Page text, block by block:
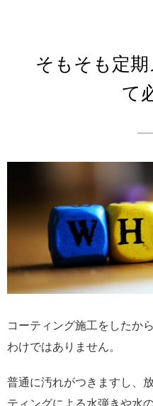
そもそも定
て
コーティング施工をしたか
わけではありません。
普通に汚れがつきますし、
ティングによる水弾きや水